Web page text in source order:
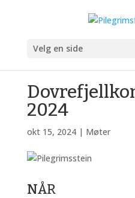
Velg en side
2024
okt 15, 2024| Møter
NÅR